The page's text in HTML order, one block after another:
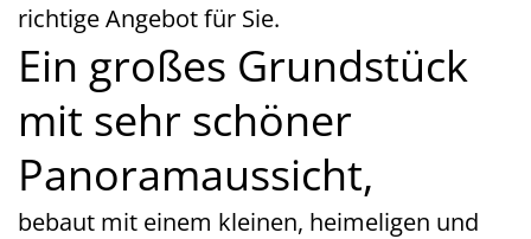
richtige Angebot für Sie.
Ein großes Grundstück
mit sehr schöner
Panoramaussicht,
bebaut mit einem kleinen, heimeligen und